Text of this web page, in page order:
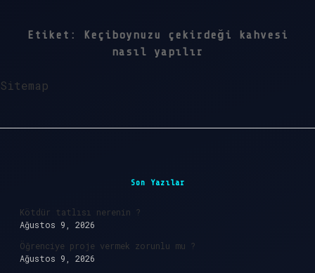
Etiket:
Keçiboynuzu çekirdeği kahvesi
nasıl yapılır
Sitemap
Son Yazılar
Kötdür tatlısı nerenin ?
Ağustos 9, 2026
Öğrenciye proje vermek zorunlu mu ?
Ağustos 9, 2026